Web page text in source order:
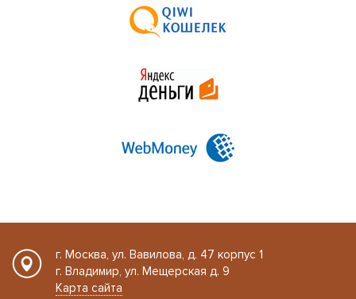
г. Москва, ул. Вавилова, д. 47 корпус 1
г. Владимир, ул. Мещерская д. 9
Карта сайта